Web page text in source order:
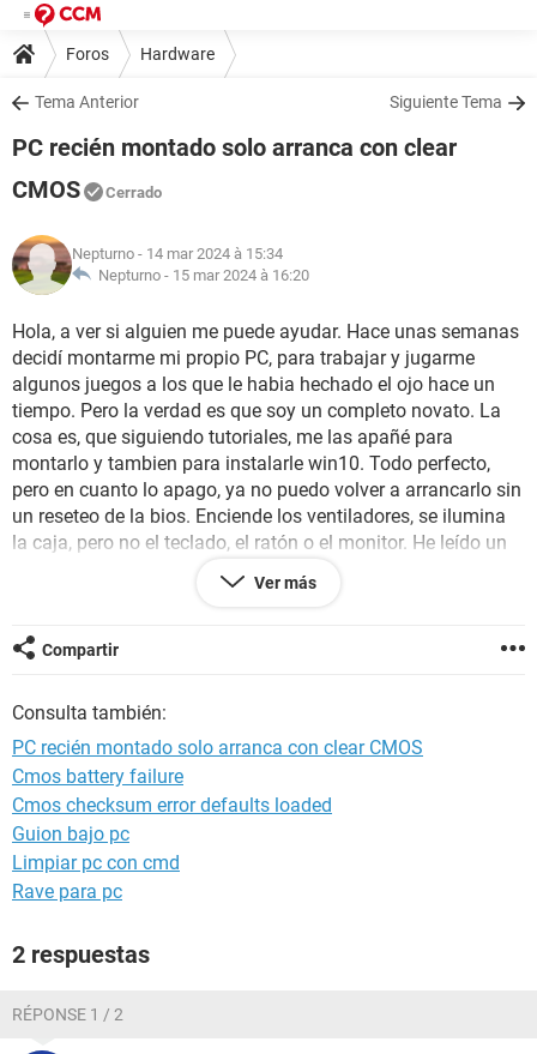
Foros Hardware
Tema Anterior Siguiente Tema
PC recién montado solo arranca con clear
CMOS
Cerrado
Nepturno - 14 mar 2024 à 15:34
Nepturno - 15 mar 2024 à 16:20
Hola, a ver si alguien me puede ayudar. Hace unas semanas
decidí montarme mi propio PC, para trabajar y jugarme
algunos juegos a los que le habia hechado el ojo hace un
tiempo. Pero la verdad es que soy un completo novato. La
cosa es, que siguiendo tutoriales, me las apañé para
montarlo y tambien para instalarle win10. Todo perfecto,
pero en cuanto lo apago, ya no puedo volver a arrancarlo sin
un reseteo de la bios. Enciende los ventiladores, se ilumina
la caja, pero no el teclado, el ratón o el monitor. He leído un
antiguo, por lo que no es la pila, ni el porta pilas (lo he leído
convencer a mi mujer de que era necesario para diseñar, y
Android / Chrome 122.0.0.0
Ver más
Compartir
Consulta también:
PC recién montado solo arranca con clear CMOS
Cmos battery failure
Cmos checksum error defaults loaded
Guion bajo pc
Limpiar pc con cmd
Rave para pc
2 respuestas
RÉPONSE 1 / 2